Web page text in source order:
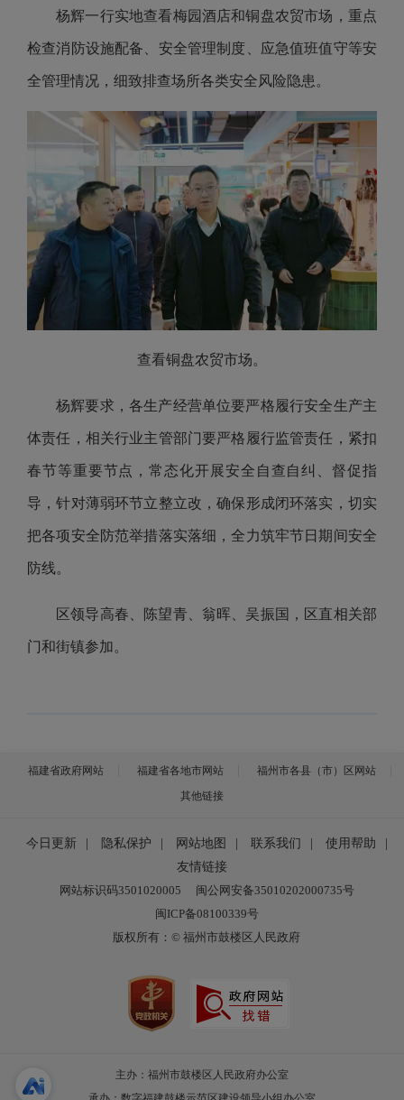
杨辉一行实地查看梅园酒店和铜盘农贸市场，重点
检查消防设施配备、安全管理制度、应急值班值守等安
全管理情况，细致排查场所各类安全风险隐患。
查看铜盘农贸市场。
杨辉要求，各生产经营单位要严格履行安全生产主
体责任，相关行业主管部门要严格履行监管责任，紧扣
春节等重要节点，常态化开展安全自查自纠、督促指
导，针对薄弱环节立整立改，确保形成闭环落实，切实
把各项安全防范举措落实落细，全力筑牢节日期间安全
防线。
区领导高春、陈望青、翁晖、吴振国，区直相关部
门和街镇参加。
福建省政府网站 福建省各地市网站
福州市各县（市）区网站
其他链接
今日更新 隐私保护 网站地图 联系我们 使用帮助
友情链接
网站标识码3501020005
闽公网安备35010202000735号
闽ICP备08100339号
版权所有：© 福州市鼓楼区人民政府
主办：福州市鼓楼区人民政府办公室